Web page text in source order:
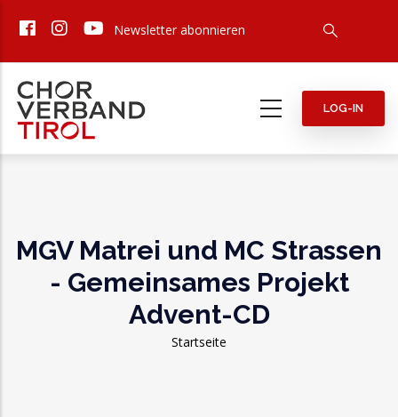
zum
Newsletter abonnieren
LOG-IN
MGV Matrei und MC Strassen
- Gemeinsames Projekt
Advent-CD
Pfadnavigation
Startseite